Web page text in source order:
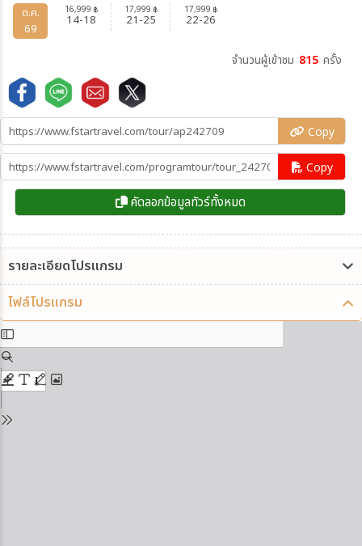
ต.ค.
69
16,999 ฿
14-18
17,999 ฿
21-25
17,999 ฿
22-26
จำนวนผู้เข้าชม 815 ครั้ง
Copy
Copy
คัดลอกข้อมูลทัวร์ทั้งหมด
รายละเอียดโปรแกรม
ไฟล์โปรแกรม